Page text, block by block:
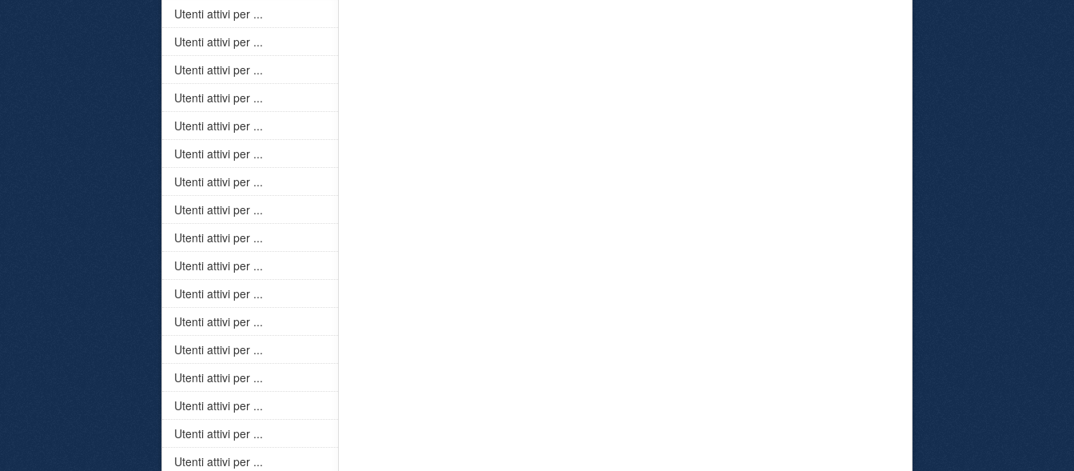
Utenti attivi per ...
Utenti attivi per ...
Utenti attivi per ...
Utenti attivi per ...
Utenti attivi per ...
Utenti attivi per ...
Utenti attivi per ...
Utenti attivi per ...
Utenti attivi per ...
Utenti attivi per ...
Utenti attivi per ...
Utenti attivi per ...
Utenti attivi per ...
Utenti attivi per ...
Utenti attivi per ...
Utenti attivi per ...
Utenti attivi per ...